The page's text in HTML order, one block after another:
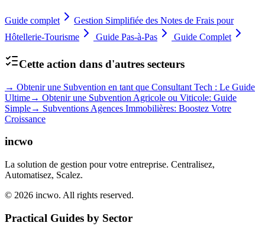
Guide complet
Gestion Simplifiée des Notes de Frais pour
Hôtellerie-Tourisme
Guide Pas-à-Pas Guide Complet
Cette action dans d'autres secteurs
→ Obtenir une Subvention en tant que Consultant Tech : Le Guide
Ultime→ Obtenir une Subvention Agricole ou Viticole: Guide
Simple→ Subventions Agences Immobilières: Boostez Votre
Croissance
incwo
La solution de gestion pour votre entreprise. Centralisez,
Automatisez, Scalez.
© 2026 incwo. All rights reserved.
Practical Guides by Sector